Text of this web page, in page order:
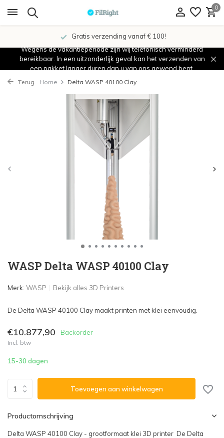
0
Gratis verzending vanaf € 100!
Wegens de vakantieperiode zijn wij telefonisch verminderd
bereikbaar. In een uitzonderlijk geval kan het verzenden van
een pakket langer duren dan u van ons gewend bent.
Terug Home Delta WASP 40100 Clay
WASP Delta WASP 40100 Clay
Merk: WASP Bekijk alles 3D Printers
De Delta WASP 40100 Clay maakt printen met klei eenvoudig.
€10.877,90 Backorder
Incl. btw
15-30 dagen
Toevoegen aan winkelwagen
Productomschrijving
Delta WASP 40100 Clay - grootformaat klei 3D printer De Delta